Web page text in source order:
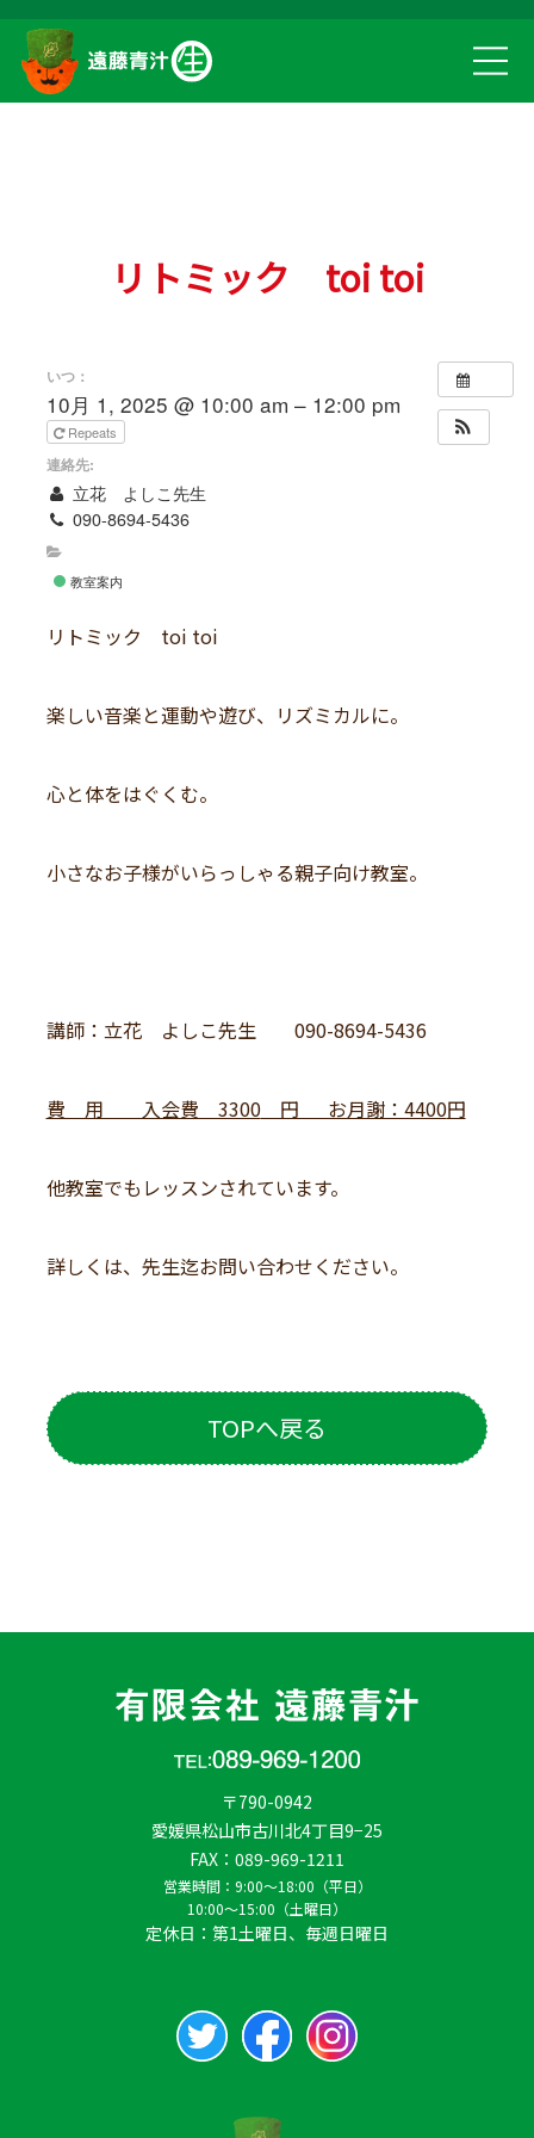
リトミック toi toi
いつ：
10月 1, 2025 @ 10:00 am – 12:00 pm
Repeats
連絡先:
立花 よしこ先生
090-8694-5436
教室案内
リトミック toi toi
楽しい音楽と運動や遊び、リズミカルに。
心と体をはぐくむ。
小さなお子様がいらっしゃる親子向け教室。
講師：立花 よしこ先生 090-8694-5436
費 用 入会費 3300円 お月謝：4400円
他教室でもレッスンされています。
詳しくは、先生迄お問い合わせください。
TOPへ戻る
〒790-0942
愛媛県松山市古川北4丁目9−25
FAX：089-969-1211
営業時間： 9:00〜18:00（平日）
10:00〜15:00（土曜日）
定休日：第1土曜日、毎週日曜日